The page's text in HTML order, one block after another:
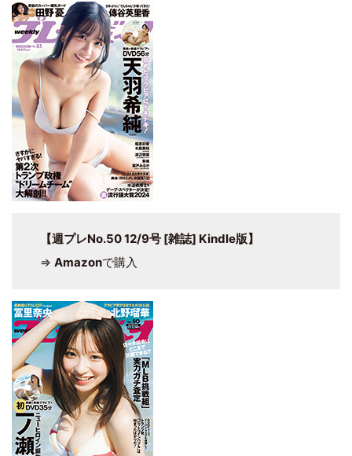
【週プレNo.50 12/9号 [雑誌] Kindle版】
⇒ Amazonで購入